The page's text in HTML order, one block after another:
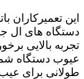
این تعمیرکاران
دستگاه های ال
تجربه بالایی
عیوب دستگاه
طولانی برای